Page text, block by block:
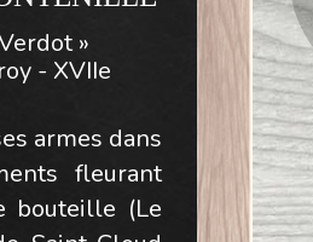
»
- XVIIe
armes dans
fleurant
bouteille (Le